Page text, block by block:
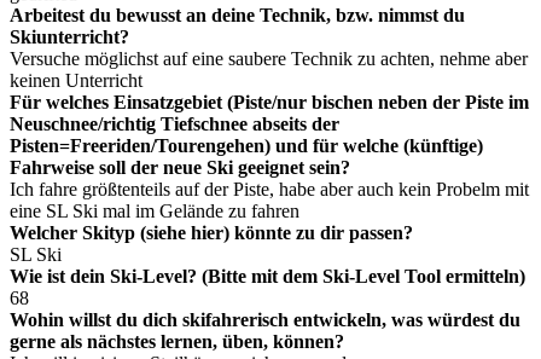
Arbeitest du bewusst an deine Technik, bzw. nimmst du
Skiunterricht?
Versuche möglichst auf eine saubere Technik zu achten, nehme aber
keinen Unterricht
Für welches Einsatzgebiet (Piste/nur bischen neben der Piste im
Neuschnee/richtig Tiefschnee abseits der
Pisten=Freeriden/Tourengehen) und für welche (künftige)
Fahrweise soll der neue Ski geeignet sein?
Ich fahre größtenteils auf der Piste, habe aber auch kein Probelm mit
eine SL Ski mal im Gelände zu fahren
Welcher Skityp (siehe hier) könnte zu dir passen?
SL Ski
Wie ist dein Ski-Level? (Bitte mit dem Ski-Level Tool ermitteln)
68
Wohin willst du dich skifahrerisch entwickeln, was würdest du
gerne als nächstes lernen, üben, können?